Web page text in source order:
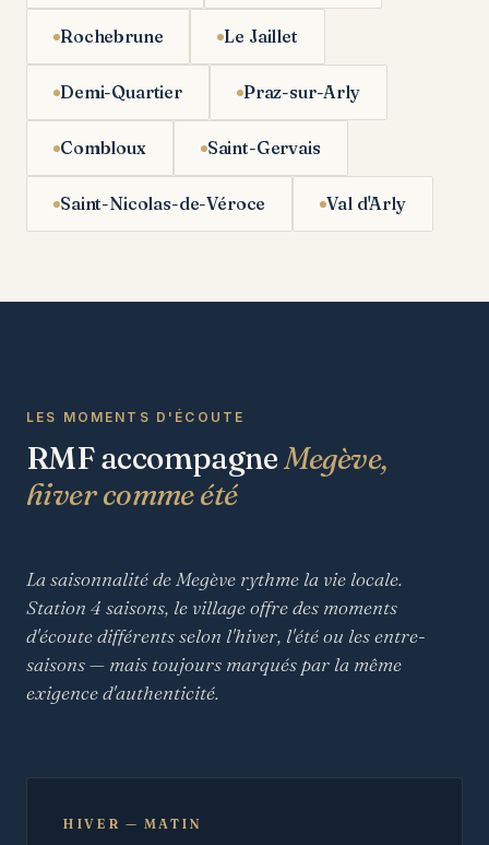
Rochebrune Le Jaillet
Demi-Quartier Praz-sur-Arly
Combloux Saint-Gervais
Saint-Nicolas-de-Véroce Val d'Arly
LES MOMENTS D'ÉCOUTE
RMF accompagneMegève,
hiver comme été
La saisonnalité de Megève rythme la vie locale.
Station 4 saisons, le village offre des moments
d'écoute différents selon l'hiver, l'été ou les entre-
saisons — mais toujours marqués par la même
exigence d'authenticité.
HIVER — MATIN